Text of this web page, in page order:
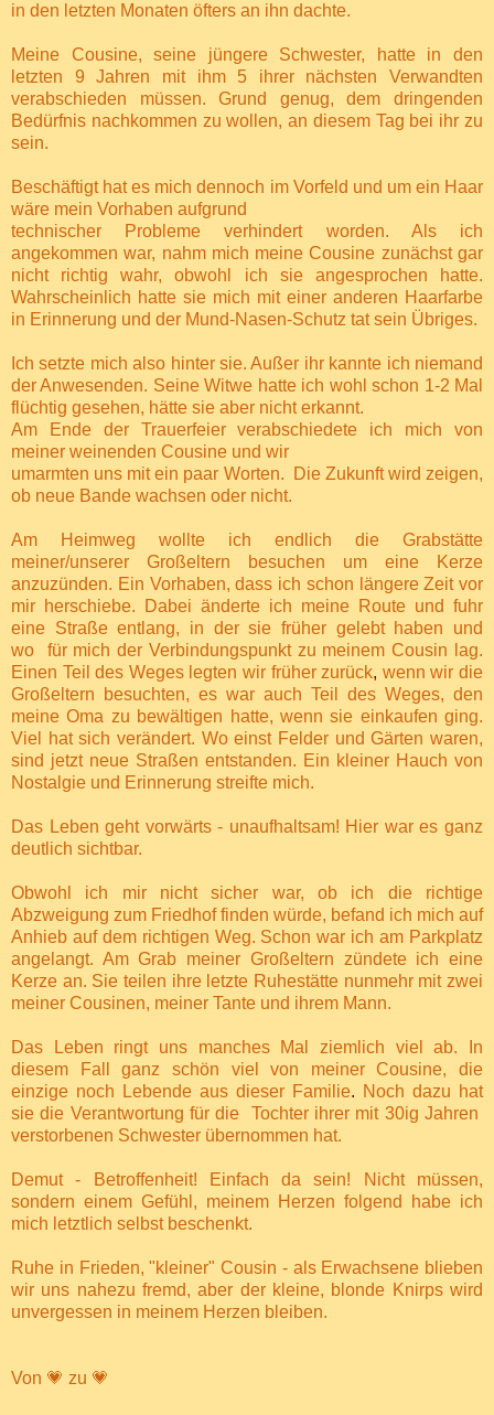
in den letzten Monaten öfters an ihn dachte.
Meine Cousine, seine jüngere Schwester, hatte in den
letzten 9 Jahren mit ihm 5 ihrer nächsten Verwandten
verabschieden müssen. Grund genug, dem dringenden
Bedürfnis nachkommen zu wollen, an diesem Tag bei ihr zu
sein.
Beschäftigt hat es mich dennoch im Vorfeld und um ein Haar
wäre mein Vorhaben aufgrund
technischer Probleme verhindert worden. Als ich
angekommen war, nahm mich meine Cousine zunächst gar
nicht richtig wahr, obwohl ich sie angesprochen hatte.
Wahrscheinlich hatte sie mich mit einer anderen Haarfarbe
in Erinnerung und der Mund-Nasen-Schutz tat sein Übriges.
Ich setzte mich also hinter sie. Außer ihr kannte ich niemand
der Anwesenden. Seine Witwe hatte ich wohl schon 1-2 Mal
flüchtig gesehen, hätte sie aber nicht erkannt.
Am Ende der Trauerfeier verabschiedete ich mich von
meiner weinenden Cousine und wir
umarmten uns mit ein paar Worten.
Die Zukunft wird zeigen,
ob neue Bande wachsen oder nicht.
Am Heimweg wollte ich endlich die Grabstätte
meiner/unserer Großeltern besuchen um eine Kerze
anzuzünden. Ein Vorhaben, dass ich schon längere Zeit vor
mir herschiebe. Dabei änderte ich meine Route und fuhr
eine Straße entlang, in der sie früher gelebt haben und
wo
für mich der Verbindungspunkt zu meinem Cousin lag.
Einen Teil des Weges legten wir früher zurück, wenn wir die
Großeltern besuchten, es war auch Teil des Weges, den
meine Oma zu bewältigen hatte, wenn sie einkaufen ging.
Viel hat sich verändert. Wo einst Felder und Gärten waren,
sind jetzt neue Straßen entstanden. Ein kleiner Hauch von
Nostalgie und Erinnerung streifte mich.
Das Leben geht vorwärts - unaufhaltsam! Hier war es ganz
deutlich sichtbar.
Obwohl ich mir nicht sicher war, ob ich die richtige
Abzweigung zum Friedhof finden würde, befand ich mich auf
Anhieb auf dem richtigen Weg. Schon war ich am Parkplatz
angelangt. Am Grab meiner Großeltern zündete ich eine
Kerze an. Sie teilen ihre letzte Ruhestätte nunmehr mit zwei
meiner Cousinen, meiner Tante und ihrem Mann.
Das Leben ringt uns manches Mal ziemlich viel ab. In
diesem Fall ganz schön viel von meiner Cousine, die
einzige noch Lebende aus dieser Familie. Noch dazu hat
sie die Verantwortung für die Tochter ihrer mit 30ig Jahren
verstorbenen Schwester übernommen hat.
Demut - Betroffenheit! Einfach da sein! Nicht müssen,
sondern einem Gefühl, meinem Herzen folgend habe ich
mich letztlich selbst beschenkt.
Ruhe in Frieden, "kleiner" Cousin - als Erwachsene blieben
wir uns nahezu fremd, aber der kleine, blonde Knirps wird
unvergessen in meinem Herzen bleiben.
Von 💗 zu 💗